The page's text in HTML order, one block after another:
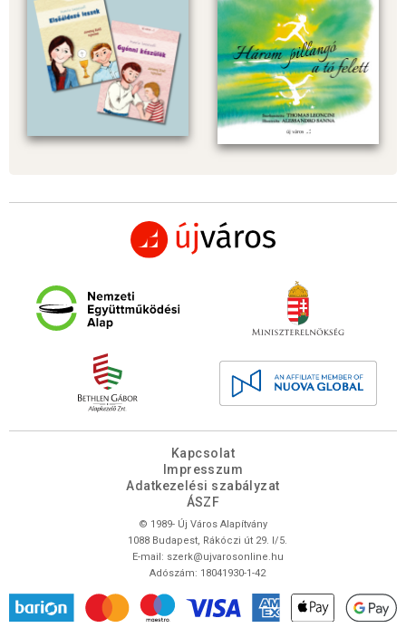
Kapcsolat
Impresszum
Adatkezelési szabályzat
ÁSZF
© 1989- Új Város Alapítvány
1088 Budapest, Rákóczi út 29. I/5.
E-mail: szerk@ujvarosonline.hu
Adószám: 18041930-1-42